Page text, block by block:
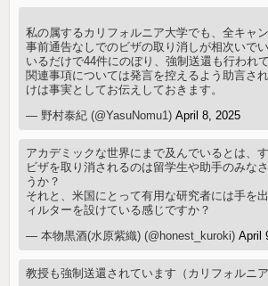
私の属するカリフォルニア大学でも、全キャ
事前通告なしでのビザの取り消しが相次いで
いるだけで44件にのぼり、強制送還も行われ
関連事項については発言を控えるよう助言さ
けは事実としてお伝えしておきます。
— 野村泰紀 (@YasuNomu1)April 8, 2025
アカデミックな世界にまで及んでいるとは、
ビザを取り消されるのは留学生や助手のみな
うか？
それと、米国にとって有用な研究者には手を
ィルターを設けている感じですか？
— 本物黒酒(水原紫織) (@honest_kuroki)April
教授も強制送還されています（カリフォルニア